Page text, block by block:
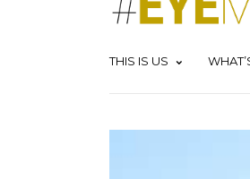
THIS IS US